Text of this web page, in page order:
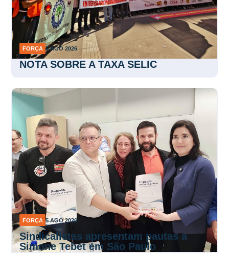
FORÇA 5 AGO 2026
NOTA SOBRE A TAXA SELIC
FORÇA 5 AGO 2026
Sindicalistas apresentam pautas a
Simone Tebet em São Paulo